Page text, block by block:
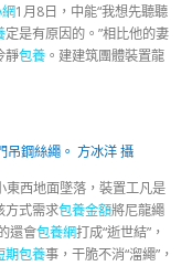
1月8日，中能“我想先聽聽
定是有原因的。”相比他的妻
靜包養 。建建筑團體裝置龍
吊鋼絲繩。 方冰洋 攝
西地面墜落，裝置工凡是
方式需求包養金額將尼龍繩
還會包養網打成“逝世結”，
期包養事，干脆不消“溜繩”，